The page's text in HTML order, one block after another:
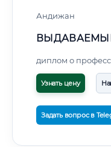
Андижан
диплом о
Узнать цену
Задать вопрос в